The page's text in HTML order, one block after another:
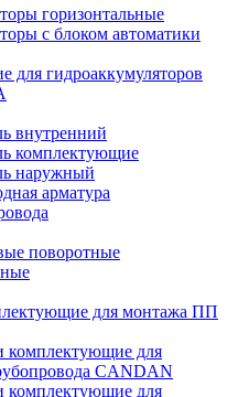
горизонтальные
с блоком автоматики
для гидроаккумуляторов
внутренний
комплектующие
наружный
арматура
поворотные
для монтажа ПП
комплектующие для
CANDAN
комплектующие для